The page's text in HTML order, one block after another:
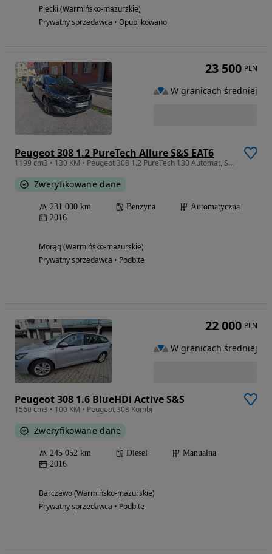
Piecki (Warmińsko-mazurskie)
Prywatny sprzedawca • Opublikowano
Peugeot 308 1.2 PureTech Allure S&S EAT6
1199 cm3 • 130 KM • Peugeot 308 1.2 PureTech 130 Automat, S&S Allure, Salon Polska
Zweryfikowane dane
231 000 km Benzyna
Automatyczna
2016
Morąg (Warmińsko-mazurskie)
Prywatny sprzedawca • Podbite
23 500 PLN
W granicach średniej
Peugeot 308 1.6 BlueHDi Active S&S
1560 cm3 • 100 KM • Peugeot 308 Kombi
Zweryfikowane dane
245 052 km Diesel
Manualna
2016
Barczewo (Warmińsko-mazurskie)
Prywatny sprzedawca • Podbite
22 000 PLN
W granicach średniej